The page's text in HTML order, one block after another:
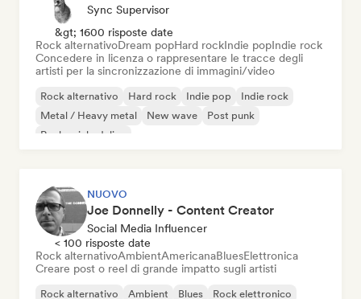
Sync Supervisor
&gt; 1600 risposte date
Rock alternativoDream popHard rockIndie popIndie rock
Concedere in licenza o rappresentare le tracce degli
artisti per la sincronizzazione di immagini/video
Rock alternativo Hard rock Indie pop
Indie rock
Metal / Heavy metal
New wave
Post punk
Rock psichedelico
NUOVO
Joe Donnelly - Content Creator
Social Media Influencer
< 100 risposte date
Rock alternativoAmbientAmericanaBluesElettronica
Creare post o reel di grande impatto sugli artisti
Rock alternativo Ambient Blues Rock elettronico